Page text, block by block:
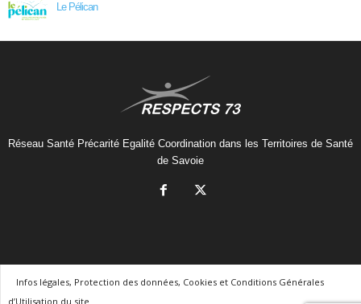
Le Pélican
Réseau Santé Précarité Egalité Coordination dans les Territoires de Santé
de Savoie
Infos légales, Protection des données, Cookies et Conditions Générales
d’Utilisation du site